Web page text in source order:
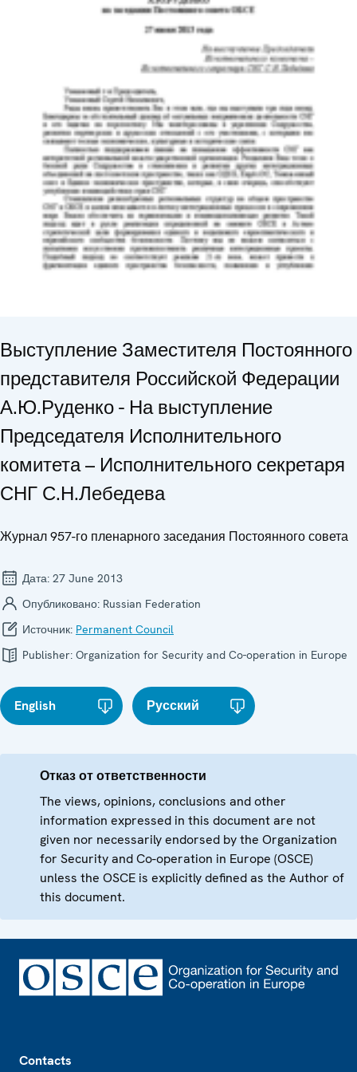
Выступление Заместителя Постоянного
представителя Российской Федерации
А.Ю.Руденко - На выступление
Председателя Исполнительного
комитета – Исполнительного секретаря
СНГ С.Н.Лебедева
Журнал 957-го пленарного заседания Постоянного совета
Дата: 27 June 2013
Опубликовано: Russian Federation
Источник: Permanent Council
Publisher: Organization for Security and Co-operation in Europe
English Русский
Отказ от ответственности
The views, opinions, conclusions and other
information expressed in this document are not
given nor necessarily endorsed by the Organization
for Security and Co-operation in Europe (OSCE)
unless the OSCE is explicitly defined as the Author of
this document.
Contacts